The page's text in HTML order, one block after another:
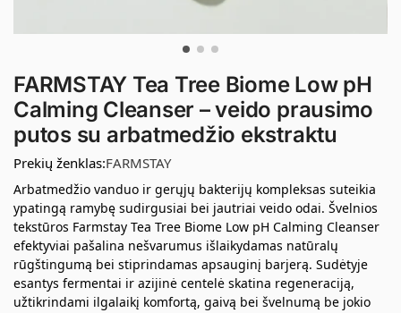
FARMSTAY Tea Tree Biome Low pH
Calming Cleanser – veido prausimo
putos su arbatmedžio ekstraktu
Prekių ženklas:FARMSTAY
Arbatmedžio vanduo ir gerųjų bakterijų kompleksas suteikia
ypatingą ramybę sudirgusiai bei jautriai veido odai. Švelnios
tekstūros Farmstay Tea Tree Biome Low pH Calming Cleanser
efektyviai pašalina nešvarumus išlaikydamas natūralų
rūgštingumą bei stiprindamas apsauginį barjerą. Sudėtyje
esantys fermentai ir azijinė centelė skatina regeneraciją,
užtikrindami ilgalaikį komfortą, gaivą bei švelnumą be jokio